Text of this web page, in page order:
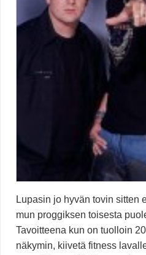
Lupasin jo hyvän tovin sitten
mun proggiksen toisesta
Tavoitteena kun on tuolloin
näkymin, kiivetä fitness